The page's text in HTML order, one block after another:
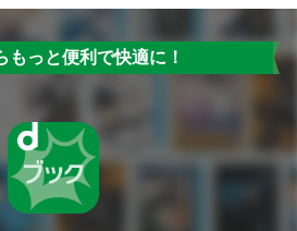
もっと便利で快適に！